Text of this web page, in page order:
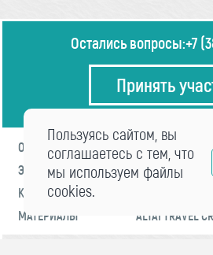
Остались вопросы:+7
Принять
О ФОРУМЕ
ПРОГРАММА
ЭКСПЕРТЫ
НОВОСТИ
КОНТАКТЫ
МАТЕРИАЛЫ
ALTAI TRAVEL
Пользуясь сайтом, вы
соглашаетесь с тем, что
мы используем файлы
cookies.